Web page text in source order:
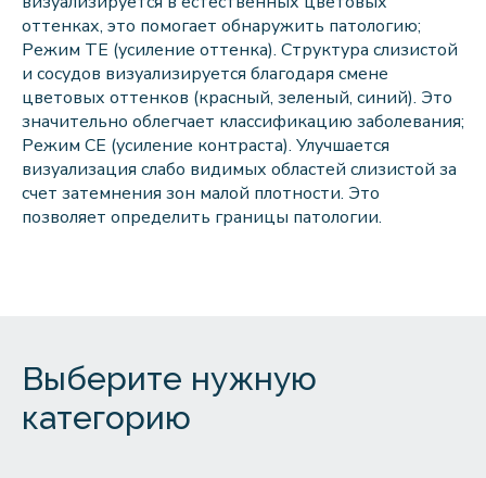
оттенках, это помогает обнаружить патологию;
Режим ТЕ (усиление оттенка). Структура слизистой
и сосудов визуализируется благодаря смене
цветовых оттенков (красный, зеленый, синий). Это
значительно облегчает классификацию заболевания;
Режим СЕ (усиление контраста). Улучшается
визуализация слабо видимых областей слизистой за
счет затемнения зон малой плотности. Это
позволяет определить границы патологии.
Выберите нужную
категорию